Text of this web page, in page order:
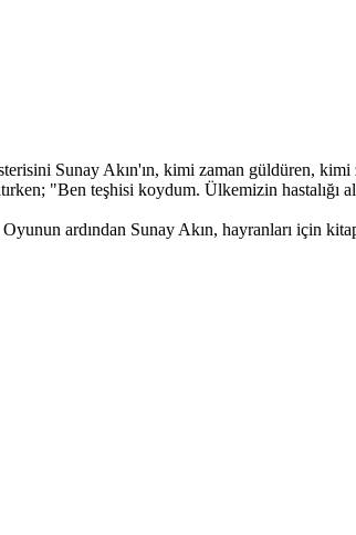
Sunay Akın'ın, kimi zaman güldüren,
"Ben teşhisi koydum. Ülkemizin
ardından Sunay Akın, hayranları için